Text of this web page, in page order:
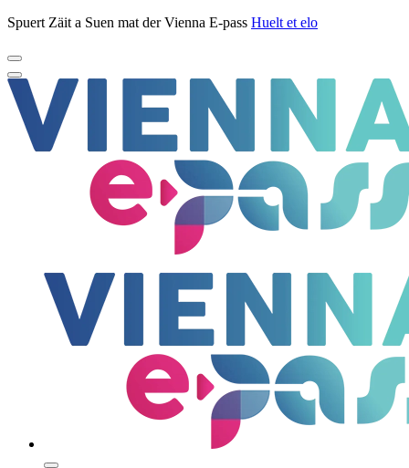
Spuert Zäit a Suen mat der Vienna E-pass Huelt et elo